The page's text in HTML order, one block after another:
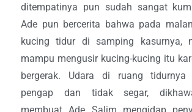
ditempatinya pun sudah sangat
Ade pun bercerita bahwa pada
kucing tidur di samping kasurnya,
mampu mengusir kucing-kucing itu
bergerak. Udara di ruang
pengap dan tidak segar,